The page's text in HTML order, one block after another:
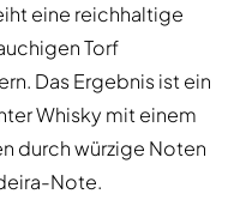
eine reichhaltige
Torf
Das Ergebnis ist ein
Whisky mit einem
durch würzige Noten
Note.